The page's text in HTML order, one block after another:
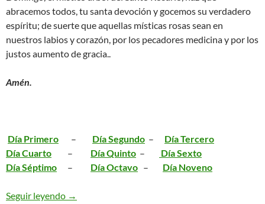
abracemos todos, tu santa devoción y gocemos su verdadero
espíritu; de suerte que aquellas místicas rosas sean en
nuestros labios y corazón, por los pecadores medicina y por los
justos aumento de gracia..
Amén.
Día Primero – Día Segundo – Día Tercero
Día Cuarto – Día Quinto –
Día Sexto
Día Séptimo – Día Octavo – Día Noveno
Seguir leyendo Novena a la Virgen del Rosario
→